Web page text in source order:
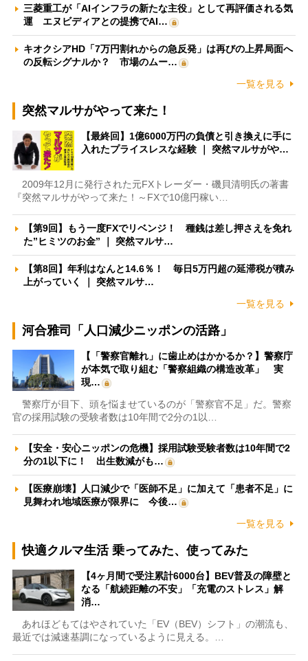
三菱重工が「AIインフラの新たな主役」として再評価される気
運 エヌビディアとの提携でAI…
キオクシアHD「7万円割れからの急反発」は再びの上昇局面へ
の反転シグナルか？ 市場のムー…
一覧を見る
突然マルサがやって来た！
【最終回】1億6000万円の負債と引き換えに手に
入れたプライスレスな経験 ｜ 突然マルサがや…
2009年12月に発行された元FXトレーダー・磯貝清明氏の著書
『突然マルサがやって来た！～FXで10億円稼い…
【第9回】もう一度FXでリベンジ！ 種銭は差し押さえを免れ
た”ヒミツのお金” ｜ 突然マルサ…
【第8回】年利はなんと14.6％！ 毎日5万円超の延滞税が積み
上がっていく ｜ 突然マルサ…
一覧を見る
河合雅司「人口減少ニッポンの活路」
【「警察官離れ」に歯止めはかかるか？】警察庁
が本気で取り組む「警察組織の構造改革」 実
現…
警察庁が目下、頭を悩ませているのが「警察官不足」だ。警察
官の採用試験の受験者数は10年間で2分の1以…
【安全・安心ニッポンの危機】採用試験受験者数は10年間で2
分の1以下に！ 出生数減がも…
【医療崩壊】人口減少で「医師不足」に加えて「患者不足」に
見舞われ地域医療が限界に 今後…
一覧を見る
快適クルマ生活 乗ってみた、使ってみた
【4ヶ月間で受注累計6000台】BEV普及の障壁と
なる「航続距離の不安」「充電のストレス」解
消…
あれほどもてはやされていた「EV（BEV）シフト」の潮流も、
最近では減速基調になっているように見える。…